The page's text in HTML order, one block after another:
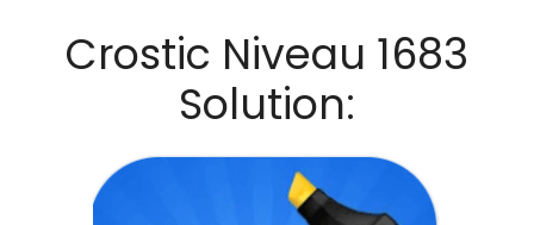
Crostic Niveau 1683
Solution: